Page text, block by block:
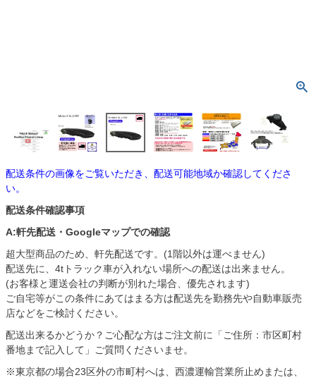
配送条件の画像をご覧いただき、配送可能地域か確認してくださ
い。
配送条件確認事項
A:軒先配送・Googleマップでの確認
超大型商品のため、軒先配送です。(1階以外は運べません)
配送先に、4tトラック車が入れない場所への配送は出来ません。
(お客様と運送会社の判断が別れた場合、優先されます)
ご自宅等がこの条件にあてはまる方は配送先を勤務先や自動車販売
店などをご検討ください。
配送出来るかどうか？ご心配な方はご注文前に「ご住所：市区町村
番地まで記入して」ご質問くださいませ。
※東京都の場合23区外の市町村へは、西濃運輸営業所止めまたは、